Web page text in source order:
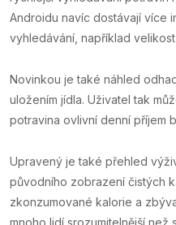
Androidu navíc dostávají více
vyhledávání, například
Novinkou je také náhled
uložením jídla. Uživatel tak
potravina ovlivní denní příjem
Upravený je také přehled
původního zobrazení čistých
zkonzumované kalorie a